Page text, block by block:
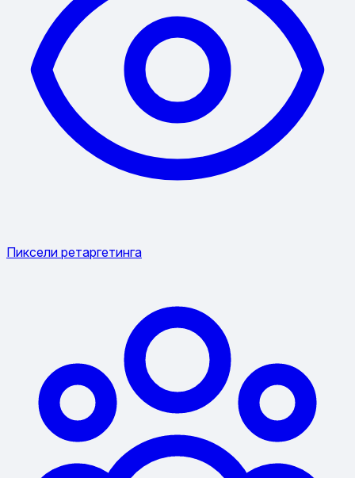
Пиксели ретаргетинга